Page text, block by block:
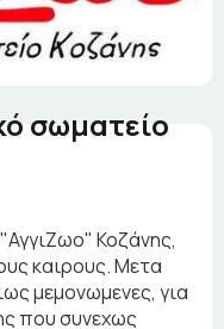
σωματείο
Κοζάνης,
καιρους. Μετα
μεμονωμενες, για
που συνεχως